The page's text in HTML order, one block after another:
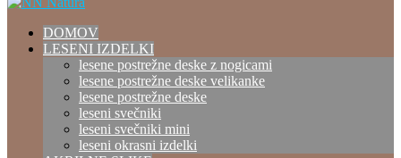
DOMOV
LESENI IZDELKI
lesene postrežne deske z nogicami
lesene postrežne deske velikanke
lesene postrežne deske
leseni svečniki
leseni svečniki mini
leseni okrasni izdelki